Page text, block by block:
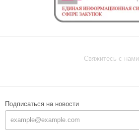
Свяжитесь с нами
Подписаться на новости